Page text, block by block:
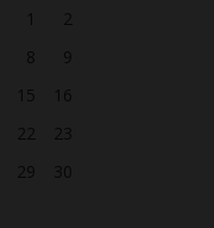
1
2
8
9
15
16
22
23
29
30